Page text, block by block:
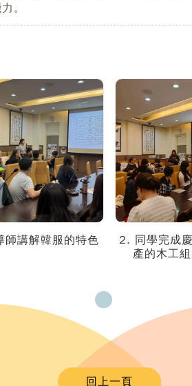
。
師講解韓服的特色
2. 同學完成
產的木工
回上一頁